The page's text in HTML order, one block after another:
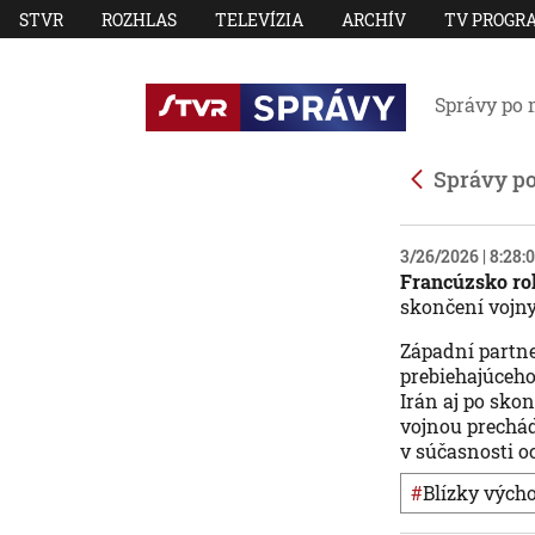
STVR ROZHLAS TELEVÍZIA ARCHÍV TV
Správy po
Správy
3/26/2026 |
Francúzsko
skončení
Západní
Irán aj po
vojnou
v súčasnosti
# Blízky